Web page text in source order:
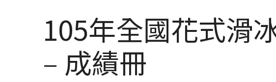
105年全國花式滑
– 成績冊